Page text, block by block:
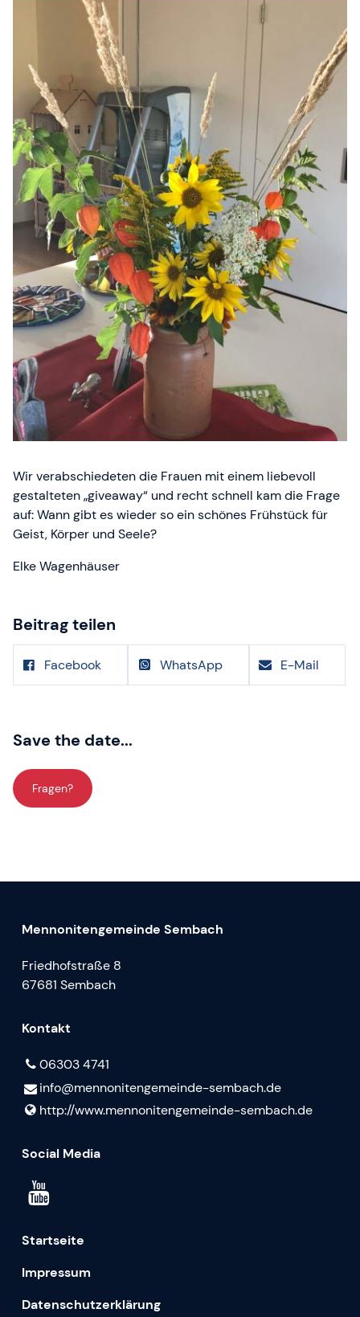
Wir verabschiedeten die Frauen mit einem liebevoll
gestalteten „giveaway“ und recht schnell kam die Frage
auf: Wann gibt es wieder so ein schönes Frühstück für
Geist, Körper und Seele?
Elke Wagenhäuser
Beitrag teilen
Facebook WhatsApp E-Mail
Save the date...
Fragen?
Mennonitengemeinde Sembach
Friedhofstraße 8
67681 Sembach
Kontakt
06303 4741
info@​mennonitengemeinde-sembach.​de
http://www.​mennonitengemeinde-sembach.​de
Social Media
Startseite
Impressum
Datenschutzerklärung